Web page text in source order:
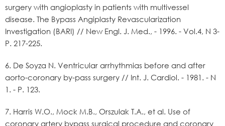
surgery with angioplasty in patients with multivessel
disease. The Bypass Angiplasty Revascularization
Investigation (BARI) // New Engl. J. Med., - 1996. - Vol.4, N 3-
P. 217-225.
6. De Soyza N. Ventricular arrhythmias before and after
aorto-coronary by-pass surgery // Int. J. Cardiol. - 1981. - N
1. - P. 123.
7. Harris W.O., Mock M.B., Orszulak T.A., et al. Use of
coronary artery bypass surgical procedure and coronary